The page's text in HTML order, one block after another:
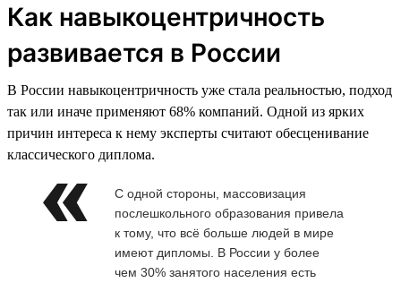
Как навыкоцентричность
развивается в России
В России навыкоцентричность уже стала реальностью, подход
так или иначе применяют 68% компаний. Одной из ярких
причин интереса к нему эксперты считают обесценивание
классического диплома.
С одной стороны, массовизация
послешкольного образования привела
к тому, что всё больше людей в мире
имеют дипломы. В России у более
чем 30% занятого населения есть